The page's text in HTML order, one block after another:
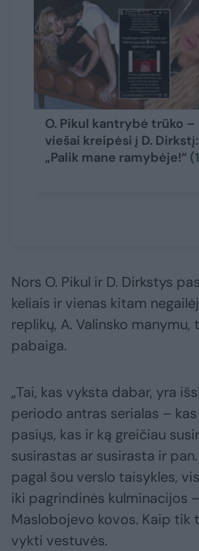
O. Pikul kantrybė trūko –
viešai kreipėsi į D. Dirkstį:
„Palik mane ramybėje!“
Nors O. Pikul ir D. Dirkstys
keliais ir vienas kitam
replikų, A. Valinsko manymu,
pabaiga.
„Tai, kas vyksta dabar, yra
periodo antras serialas –
pasiųs, kas ir ką greičiau
susirastas ar susirasta ir
pagal šou verslo taisykles,
iki pagrindinės kulminacijos
Maslobojevo kovos. Kaip tik
vykti vestuvės.